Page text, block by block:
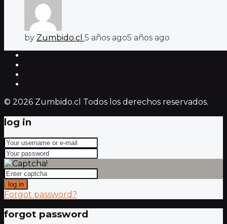
by Zumbido.cl 5 años ago5 años ago
© 2026 Zumbido.cl Todos los derechos reservados.
log in
log in
Forgot password?
forgot password